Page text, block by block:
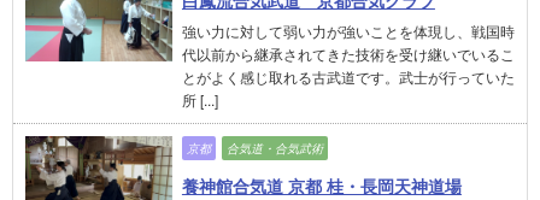
強い力に対して弱い力が強いことを体現し、戦国時
代以前から継承されてきた技術を受け継いでいるこ
とがよく感じ取れる古武道です。武士が行っていた
所 [...]
京都 合気道・合気武術
養神館合気道 京都 桂・長岡天神道場